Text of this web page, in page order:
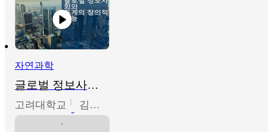
자연과학
글로벌 정보사회와 통계의 창의적 기능
고려대학교 김희영